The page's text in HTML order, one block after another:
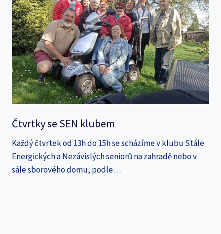
Čtvrtky se SEN klubem
Každý čtvrtek od 13h do 15h se scházíme v klubu Stále
Energických a Nezávislých seniorů na zahradě nebo v
sále sborového domu, podle…